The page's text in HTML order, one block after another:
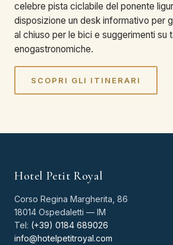
celebre pista ciclabile del ponente
disposizione un desk informativo per
al chiuso per le bici e suggerimenti su
enogastronomiche.
SCOPRI GLI ITINERARI
Hotel Petit Royal
Corso Regina Margherita, 86
18014 Ospedaletti — IM
Tel: (+39) 0184 689026
info@hotelpetitroyal.com